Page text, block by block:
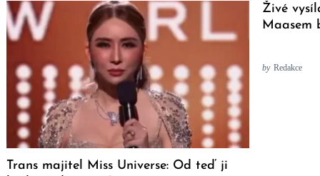
Trans majitel Miss Universe: Od teď ji
Živé
Maasem
by Redakce